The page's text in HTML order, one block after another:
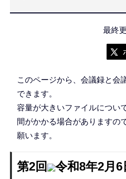
最終
このページから、会議録と会
できます。
容量が大きいファイルについ
間がかかる場合がありますの
願います。
第2回 令和8年2月6